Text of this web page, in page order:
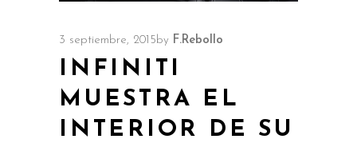
3 septiembre, 2015by F.Rebollo
INFINITI
MUESTRA EL
INTERIOR DE SU